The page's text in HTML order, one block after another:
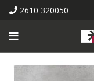
2610 320050